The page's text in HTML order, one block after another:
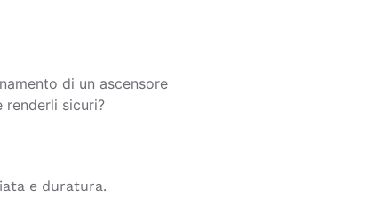
di un ascensore
renderli sicuri?
e duratura.